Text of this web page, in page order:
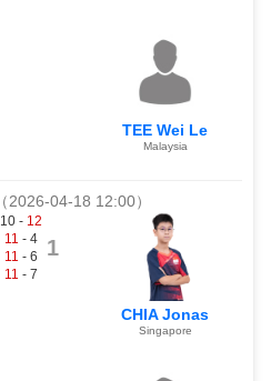
TEE Wei Le
Malaysia
（2026-04-18 12:00）
10 - 12
11 - 4
11 - 6
11 - 7
1
CHIA Jonas
Singapore